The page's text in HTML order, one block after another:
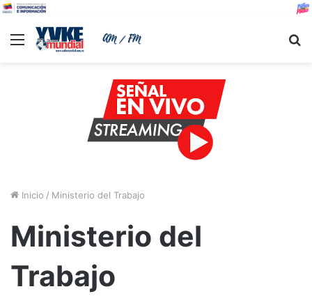
Menu
Inicio / Ministerio del Trabajo
Ministerio del
Trabajo